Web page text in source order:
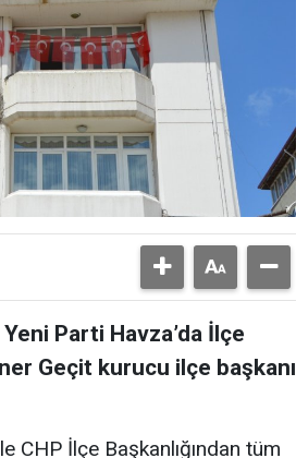
Parti Havza’da İlçe
Geçit kurucu ilçe başkanı
CHP İlçe Başkanlığından tüm